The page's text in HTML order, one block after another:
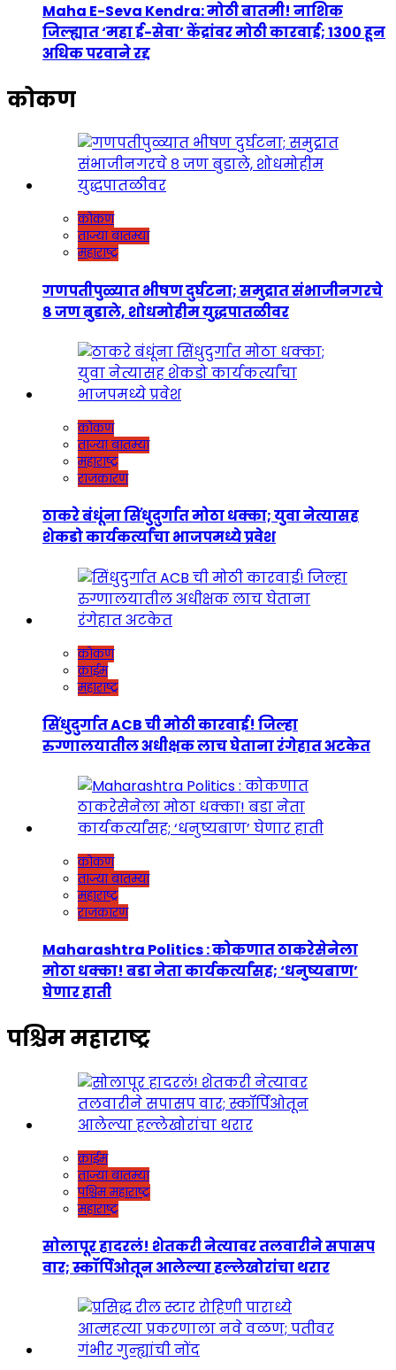
Maha E-Seva Kendra: मोठी बातमी! नाशिक
जिल्ह्यात ‘महा ई-सेवा’ केंद्रांवर मोठी कारवाई; 1300 हून
अधिक परवाने रद्द
कोकण
कोकण
ताज्या बातम्या
महाराष्ट्र
गणपतीपुळ्यात भीषण दुर्घटना; समुद्रात संभाजीनगरचे
८ जण बुडाले, शोधमोहीम युद्धपातळीवर
कोकण
ताज्या बातम्या
महाराष्ट्र
राजकारण
ठाकरे बंधूंना सिंधुदुर्गात मोठा धक्का; युवा नेत्यासह
शेकडो कार्यकर्त्यांचा भाजपमध्ये प्रवेश
कोकण
क्राईम
महाराष्ट्र
सिंधुदुर्गात ACB ची मोठी कारवाई! जिल्हा
रुग्णालयातील अधीक्षक लाच घेताना रंगेहात अटकेत
कोकण
ताज्या बातम्या
महाराष्ट्र
राजकारण
Maharashtra Politics : कोकणात ठाकरेसेनेला
मोठा धक्का! बडा नेता कार्यकर्त्यांसह; ‘धनुष्यबाण’
घेणार हाती
पश्चिम महाराष्ट्र
क्राईम
ताज्या बातम्या
पश्चिम महाराष्ट्र
महाराष्ट्र
सोलापूर हादरलं! शेतकरी नेत्यावर तलवारीने सपासप
वार; स्कॉर्पिओतून आलेल्या हल्लेखोरांचा थरार